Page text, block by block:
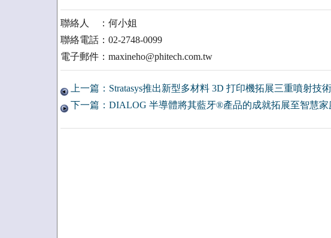
聯絡人 ：何小姐
聯絡電話：02-2748-0099
電子郵件：maxineho@phitech.com.tw
上一篇：Stratasys推出新型多材料 3D 打印機拓展三重噴射技術
下一篇：DIALOG 半導體將其藍牙®產品的成就拓展至智慧家